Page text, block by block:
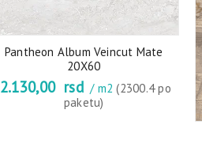
Pantheon Album Veincut Mate
20X60
2.130,00 rsd / m2(2300.4 po
paketu)